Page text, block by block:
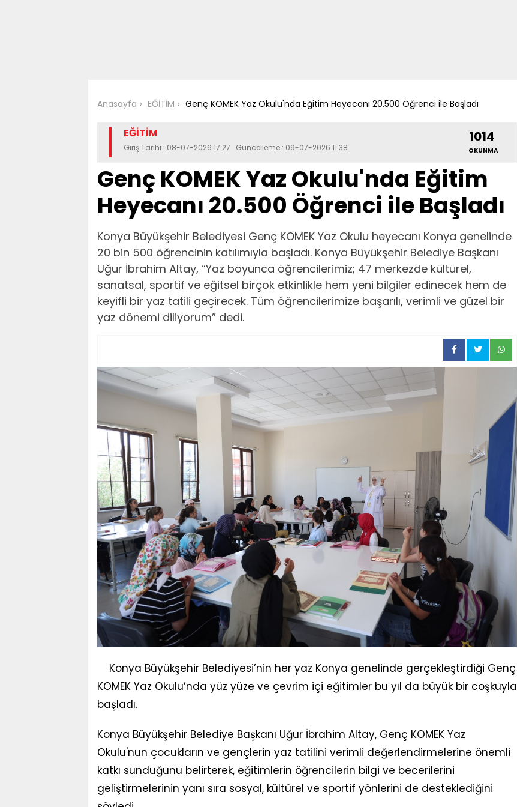
Anasayfa EĞİTİM Genç KOMEK Yaz Okulu'nda Eğitim Heyecanı 20.500 Öğrenci ile Başladı
EĞİTİM
Giriş Tarihi : 08-07-2026 17:27 Güncelleme : 09-07-2026 11:38
1014
OKUNMA
Genç KOMEK Yaz Okulu'nda Eğitim
Heyecanı 20.500 Öğrenci ile Başladı
Konya Büyükşehir Belediyesi Genç KOMEK Yaz Okulu heyecanı Konya genelinde
20 bin 500 öğrencinin katılımıyla başladı. Konya Büyükşehir Belediye Başkanı
Uğur İbrahim Altay, “Yaz boyunca öğrencilerimiz; 47 merkezde kültürel,
sanatsal, sportif ve eğitsel birçok etkinlikle hem yeni bilgiler edinecek hem de
keyifli bir yaz tatili geçirecek. Tüm öğrencilerimize başarılı, verimli ve güzel bir
yaz dönemi diliyorum” dedi.
Konya Büyükşehir Belediyesi’nin her yaz Konya genelinde gerçekleştirdiği Genç
KOMEK Yaz Okulu’nda yüz yüze ve çevrim içi eğitimler bu yıl da büyük bir coşkuyla
başladı.
Konya Büyükşehir Belediye Başkanı Uğur İbrahim Altay, Genç KOMEK Yaz
Okulu'nun çocukların ve gençlerin yaz tatilini verimli değerlendirmelerine önemli
katkı sunduğunu belirterek, eğitimlerin öğrencilerin bilgi ve becerilerini
geliştirmelerinin yanı sıra sosyal, kültürel ve sportif yönlerini de desteklediğini